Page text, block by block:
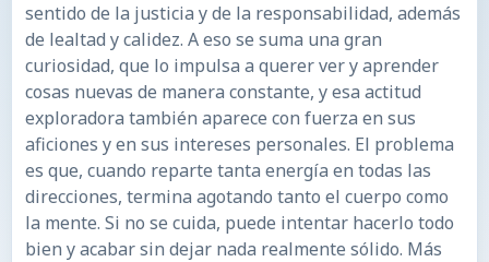
sentido de la justicia y de la responsabilidad, además
de lealtad y calidez. A eso se suma una gran
curiosidad, que lo impulsa a querer ver y aprender
cosas nuevas de manera constante, y esa actitud
exploradora también aparece con fuerza en sus
aficiones y en sus intereses personales. El problema
es que, cuando reparte tanta energía en todas las
direcciones, termina agotando tanto el cuerpo como
la mente. Si no se cuida, puede intentar hacerlo todo
bien y acabar sin dejar nada realmente sólido. Más